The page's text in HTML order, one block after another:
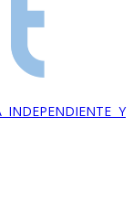
INDEPENDIENTE Y